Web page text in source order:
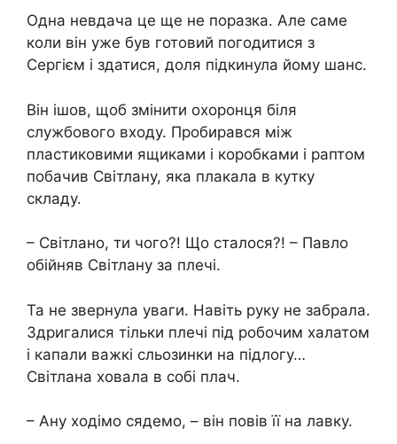
Одна невдача це ще не поразка. Але саме
коли він уже був готовий погодитися з
Сергієм і здатися, доля підкинула йому шанс.
Він ішов, щоб змінити охоронця біля
службового входу. Пробирався між
пластиковими ящиками і коробками і раптом
побачив Світлану, яка плакала в кутку
складу.
– Світлано, ти чого?! Що сталося?! – Павло
обійняв Світлану за плечі.
Та не звернула уваги. Навіть руку не забрала.
Здригалися тільки плечі під робочим халатом
і капали важкі сльозинки на підлогу…
Світлана ховала в собі плач.
– Ану ходімо сядемо, – він повів її на лавку.